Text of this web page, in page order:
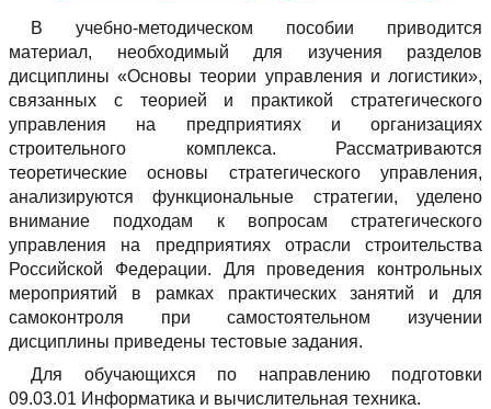
В учебно-методическом пособии приводится
материал, необходимый для изучения разделов
дисциплины «Основы теории управления и логистики»,
связанных с теорией и практикой стратегического
управления на предприятиях и организациях
строительного комплекса. Рассматриваются
теоретические основы стратегического управления,
анализируются функциональные стратегии, уделено
внимание подходам к вопросам стратегического
управления на предприятиях отрасли строительства
Российской Федерации. Для проведения контрольных
мероприятий в рамках практических занятий и для
самоконтроля при самостоятельном изучении
дисциплины приведены тестовые задания.
Для обучающихся по направлению подготовки
09.03.01 Информатика и вычислительная техника.